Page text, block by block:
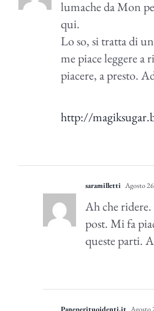
lumache da Mon
qui.
Lo so, si tratta di
me piace leggere a
piacere, a presto.
http://
saramilletti Agosto
Ah che
post. Mi fa
queste parti.
Paneperituoidenti.it Agosto